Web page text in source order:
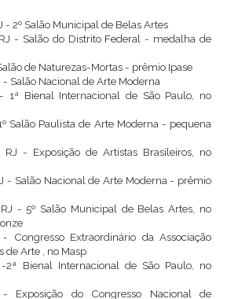
- 2º Salão Municipal de Belas Artes
- Salão do Distrito Federal - medalha de
de Naturezas-Mortas - prêmio Ipase
- Salão Nacional de Arte Moderna
1ª Bienal Internacional de São Paulo, no
Salão Paulista de Arte Moderna - pequena
- Exposição de Artistas Brasileiros, no
- Salão Nacional de Arte Moderna - prêmio
- 5º Salão Municipal de Belas Artes, no
Congresso Extraordinário da Associação
de Arte , no Masp
2ª Bienal Internacional de São Paulo, no
Exposição do Congresso Nacional de